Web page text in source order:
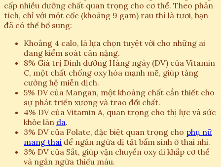
cấp nhiều dưỡng chất quan trọng cho cơ thể. Theo phân
tích, chỉ với một cốc (khoảng 9 gam) rau thì là tươi, bạn
đã có thể bổ sung:
Khoảng 4 calo, là lựa chọn tuyệt vời cho những ai
đang kiểm soát cân nặng.
8% Giá trị Dinh dưỡng Hàng ngày (DV) của Vitamin
C, một chất chống oxy hóa mạnh mẽ, giúp tăng
cường hệ miễn dịch.
5% DV của Mangan, một khoáng chất cần thiết cho
sự phát triển xương và trao đổi chất.
4% DV của Vitamin A, quan trọng cho thị lực và sức
khỏe làn da.
3% DV của Folate, đặc biệt quan trọng cho phụ nữ
mang thai để ngăn ngừa dị tật bẩm sinh ở thai nhi.
3% DV của Sắt, giúp vận chuyển oxy đi khắp cơ thể
và ngăn ngừa thiếu máu.